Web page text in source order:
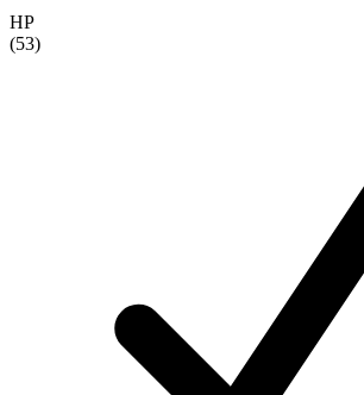
HP
(53)